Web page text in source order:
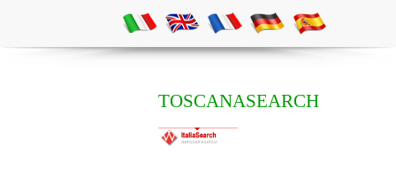
TOSCANASEARCH